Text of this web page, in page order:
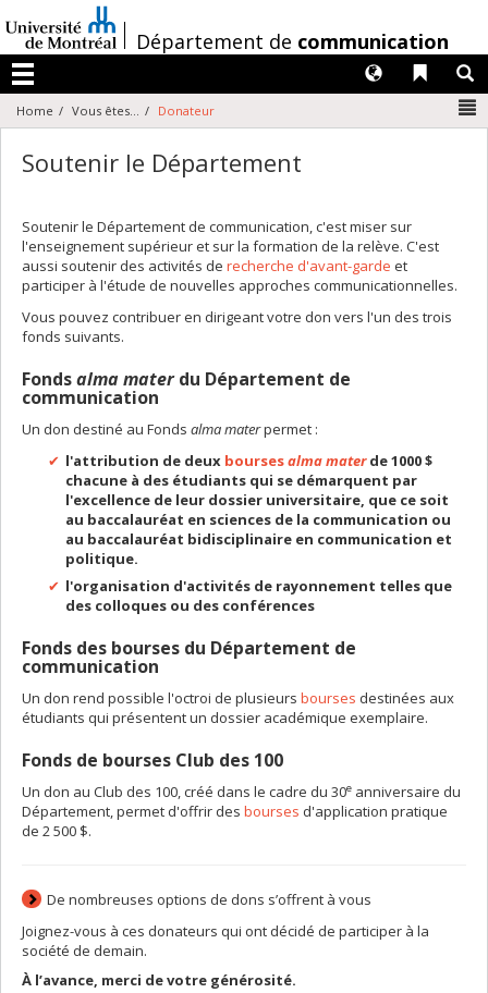
au
contenu
/Département de communication
Menu
Liens
Langues
Home Vous êtes... Donateur
Soutenir le Département
Soutenir le Département de communication, c'est miser sur
l'enseignement supérieur et sur la formation de la relève. C'est
aussi soutenir des activités de recherche d'avant-garde et
participer à l'étude de nouvelles approches communicationnelles.
Vous pouvez contribuer en dirigeant votre don vers l'un des trois
fonds suivants.
Fondsalma materdu Département de
communication
Un don destiné au Fonds alma materpermet :
l'attribution de deux boursesalma materde 1000 $
chacune à des étudiants qui se démarquent par
l'excellence de leur dossier universitaire, que ce soit
au baccalauréat en sciences de la communication ou
au baccalauréat bidisciplinaire en communication et
politique.
l'organisation d'activités de rayonnement telles que
des colloques ou des conférences
Fonds des bourses du Département de
communication
Un don rend possible l'octroi de plusieurs bourses destinées aux
étudiants qui présentent un dossier académique exemplaire.
Fonds de bourses Club des 100
Un don au Club des 100, créé dans le cadre du 30e anniversaire du
Département, permet d'offrir des bourses d'application pratique
de 2 500 $.
De nombreuses options de dons s’offrent à vous
Joignez-vous à ces donateurs qui ont décidé de participer à la
société de demain.
À l’avance, merci de votre générosité.